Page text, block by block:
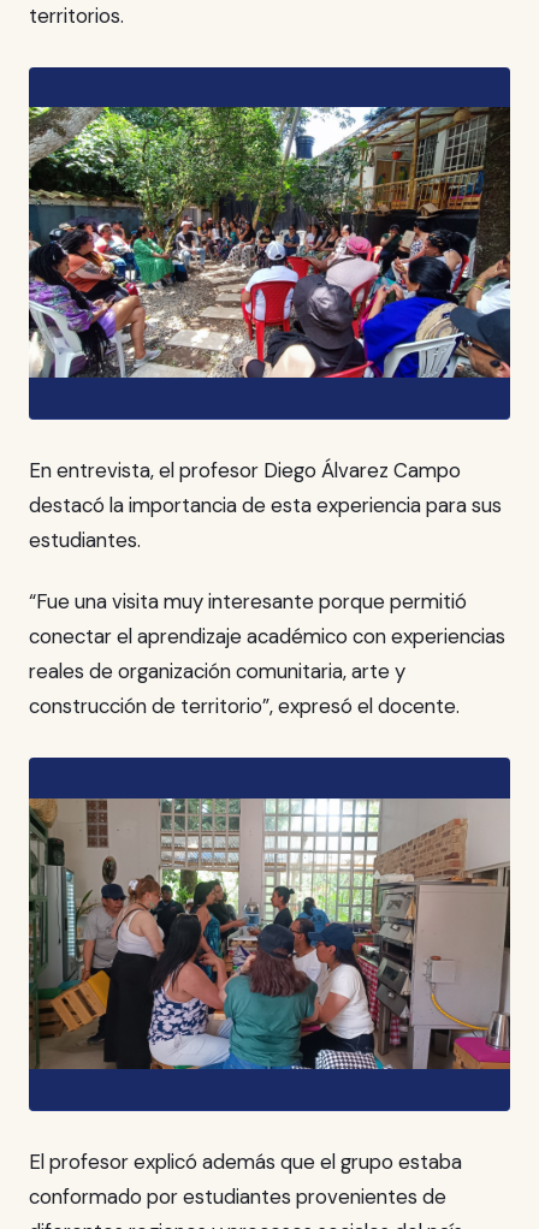
territorios.
En entrevista, el profesor Diego Álvarez Campo
destacó la importancia de esta experiencia para sus
estudiantes.
“Fue una visita muy interesante porque permitió
conectar el aprendizaje académico con experiencias
reales de organización comunitaria, arte y
construcción de territorio”, expresó el docente.
El profesor explicó además que el grupo estaba
conformado por estudiantes provenientes de